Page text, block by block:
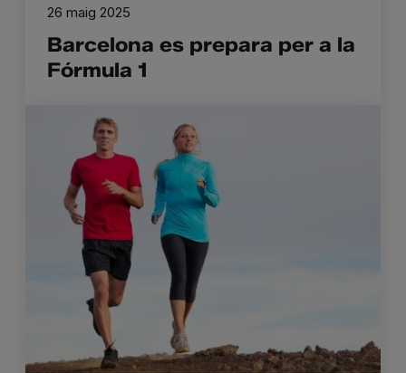
Barcelona es prepara per a la
Fórmula 1
26 maig 2025